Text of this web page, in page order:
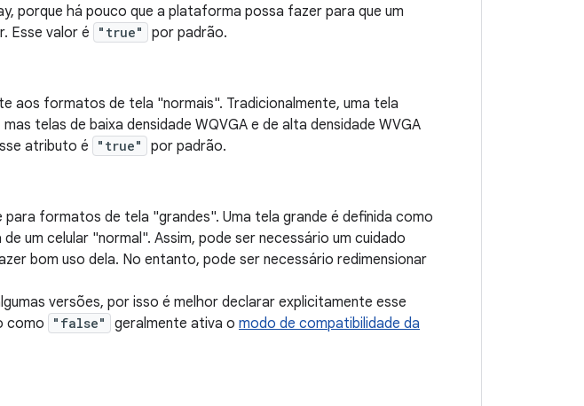
porque há pouco que a plataforma possa fazer para que um
Esse valor é
"true" por padrão.
aos formatos de tela "normais". Tradicionalmente, uma tela
telas de baixa densidade WQVGA e de alta densidade WVGA
atributo é
"true" por padrão.
formatos de tela "grandes". Uma tela grande é definida como
um celular "normal". Assim, pode ser necessário um cuidado
bom uso dela. No entanto, pode ser necessário redimensionar
versões, por isso é melhor declarar explicitamente esse
como
"false" geralmente ativa o modo de compatibilidade da